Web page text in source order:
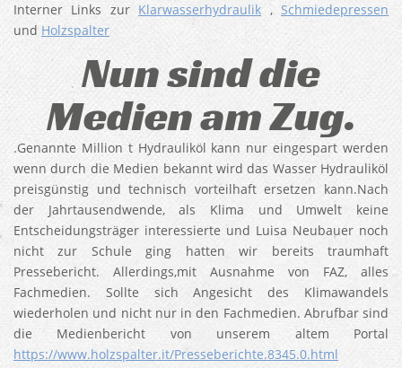
Interner Links zur Klarwasserhydraulik ,Schmiedepressen
und Holzspalter
Nun sind die
Medien am Zug.
.Genannte Million t Hydrauliköl kann nur eingespart werden
wenn durch die Medien bekannt wird das Wasser Hydrauliköl
preisgünstig und technisch vorteilhaft ersetzen kann.Nach
der Jahrtausendwende, als Klima und Umwelt keine
Entscheidungsträger interessierte und Luisa Neubauer noch
nicht zur Schule ging hatten wir bereits traumhaft
Pressebericht. Allerdings,mit Ausnahme von FAZ, alles
Fachmedien. Sollte sich Angesicht des Klimawandels
wiederholen und nicht nur in den Fachmedien. Abrufbar sind
die Medienbericht von unserem altem Portal
https://www.holzspalter.it/Presseberichte.8345.0.html